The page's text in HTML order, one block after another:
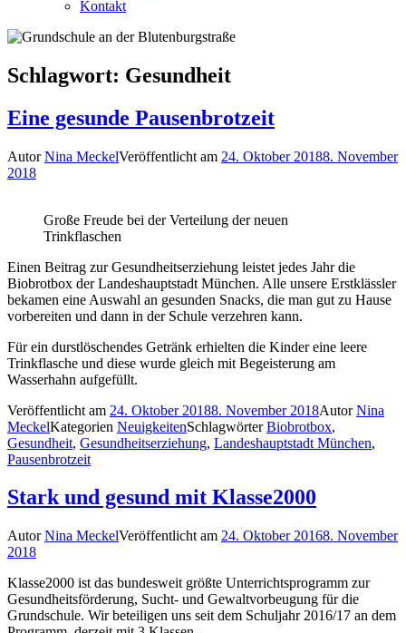
Kontakt
Schlagwort: Gesundheit
Eine gesunde Pausenbrotzeit
AutorNina MeckelVeröffentlicht am 24. Oktober 20188. November
2018
Große Freude bei der Verteilung der neuen
Trinkflaschen
Einen Beitrag zur Gesundheitserziehung leistet jedes Jahr die
Biobrotbox der Landeshauptstadt München. Alle unsere Erstklässler
bekamen eine Auswahl an gesunden Snacks, die man gut zu Hause
vorbereiten und dann in der Schule verzehren kann.
Für ein durstlöschendes Getränk erhielten die Kinder eine leere
Trinkflasche und diese wurde gleich mit Begeisterung am
Wasserhahn aufgefüllt.
Veröffentlicht am 24. Oktober 20188. November 2018AutorNina
MeckelKategorien NeuigkeitenSchlagwörterBiobrotbox,
Gesundheit, Gesundheitserziehung, Landeshauptstadt München,
Pausenbrotzeit
Stark und gesund mit Klasse2000
AutorNina MeckelVeröffentlicht am 24. Oktober 20168. November
2018
Klasse2000 ist das bundesweit größte Unterrichtsprogramm zur
Gesundheitsförderung, Sucht- und Gewaltvorbeugung für die
Grundschule. Wir beteiligen uns seit dem Schuljahr 2016/17 an dem